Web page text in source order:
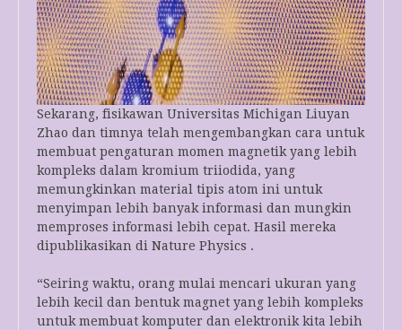
Sekarang, fisikawan Universitas Michigan Liuyan
Zhao dan timnya telah mengembangkan cara untuk
membuat pengaturan momen magnetik yang lebih
kompleks dalam kromium triiodida, yang
memungkinkan material tipis atom ini untuk
menyimpan lebih banyak informasi dan mungkin
memproses informasi lebih cepat. Hasil mereka
dipublikasikan di Nature Physics .
“Seiring waktu, orang mulai mencari ukuran yang
lebih kecil dan bentuk magnet yang lebih kompleks
untuk membuat komputer dan elektronik kita lebih